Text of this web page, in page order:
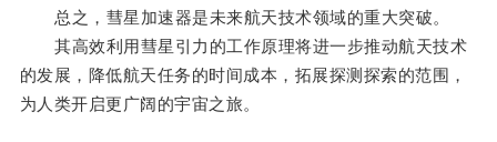
总之，彗星加速器是未来航天技术领域的重大突破。
其高效利用彗星引力的工作原理将进一步推动航天技术
的发展，降低航天任务的时间成本，拓展探测探索的范围，
为人类开启更广阔的宇宙之旅。